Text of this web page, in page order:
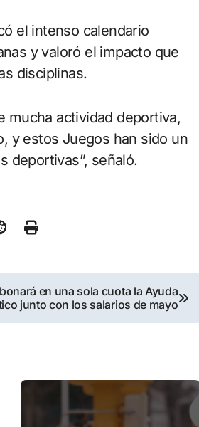
el intenso calendario
y valoró el impacto que
disciplinas.
mucha actividad deportiva,
y estos Juegos han sido un
deportivas”, señaló.
en una sola cuota la Ayuda
junto con los salarios de mayo